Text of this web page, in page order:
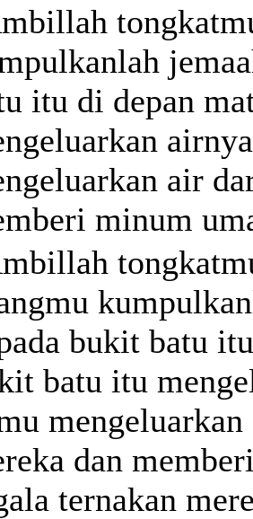
itu di depan
air
minum
bukit batu
batu itu
dan
ternakan